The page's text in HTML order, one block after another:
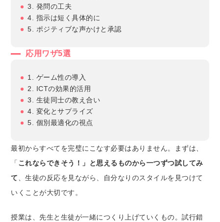
3. 発問の工夫
4. 指示は短く具体的に
5. ポジティブな声かけと承認
応用ワザ5選
1. ゲーム性の導入
2. ICTの効果的活用
3. 生徒同士の教え合い
4. 変化とサプライズ
5. 個別最適化の視点
最初からすべてを完璧にこなす必要はありません。まずは、
「 これならできそう！」と思えるものから一つずつ試してみ
て、生徒の反応を見ながら、自分なりのスタイルを見つけて
いくことが大切です。
授業は、先生と生徒が一緒につくり上げていくもの。試行錯